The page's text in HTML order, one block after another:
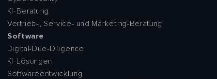
KI-Beratung
Vertrieb-, Service- und Marketing-Beratung
Software
Digital-Due-Diligence
KI-Lösungen
Softwareentwicklung